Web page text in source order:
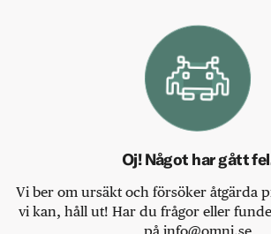
Oj! Något har gått
Vi ber om ursäkt och försöker åtgärda
vi kan, håll ut! Har du frågor eller